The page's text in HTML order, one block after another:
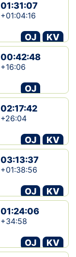
01:31:07
+01:04:16
OJ
KV
00:42:48
+16:06
OJ
02:17:42
+26:04
OJ
KV
03:13:37
+01:38:56
OJ
KV
01:24:06
+34:58
OJ
KV